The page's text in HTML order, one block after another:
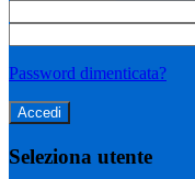
Password dimenticata?
Seleziona utente